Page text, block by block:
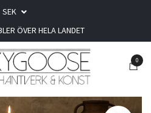
SEK
ÖVER HELA LANDET
0